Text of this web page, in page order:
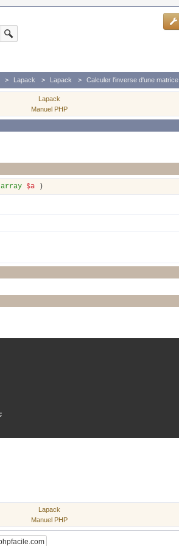
Lapack Lapack Calculer l'inverse d'une matrice
Lapack
Manuel PHP
array $a )
Lapack
Manuel PHP